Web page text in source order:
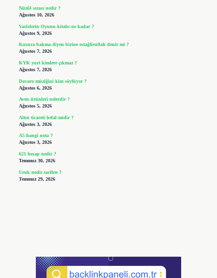
Nüzûl sırası nedir ?
Ağustos 10, 2026
Varislerin Oyunu kitabı ne kadar ?
Ağustos 9, 2026
Kusura bakma diyen birine estağfirullah denir mi ?
Ağustos 7, 2026
KYK yurt kimlere çıkmaz ?
Ağustos 7, 2026
Davaro müziğini kim söylüyor ?
Ağustos 6, 2026
Aven ürünleri nelerdir ?
Ağustos 5, 2026
Altın ticareti helal midir ?
Ağustos 3, 2026
A5 hangi nota ?
Ağustos 3, 2026
621 hesap nedir ?
Temmuz 30, 2026
Uruk nedir tarihte ?
Temmuz 29, 2026